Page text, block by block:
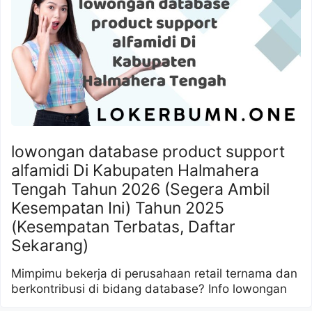
lowongan database product support
alfamidi Di Kabupaten Halmahera
Tengah Tahun 2026 (Segera Ambil
Kesempatan Ini) Tahun 2025
(Kesempatan Terbatas, Daftar
Sekarang)
Mimpimu bekerja di perusahaan retail ternama dan
berkontribusi di bidang database? Info lowongan